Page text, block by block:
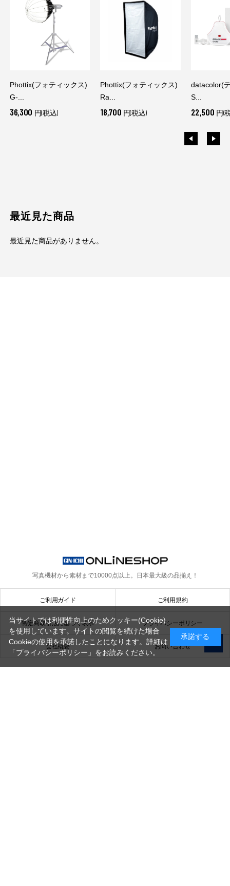
Phottix(フォティックス)
G-...
36,300 円(税込)
Phottix(フォティックス)
Ra...
18,700 円(税込)
datacolor(
S...
22,500 円(
最近見た商品
最近見た商品がありません。
写真機材から素材まで10000点以上。 日本最大級の品揃え！
ご利用ガイド ご利用規約
特定商取引法に基づく表示 プライバシーポリシー
会社概要 お問い合わせ
当サイトでは利便性向上のためクッキー(Cookie)
を使用しています。サイトの閲覧を続けた場合
Cookieの使用を承諾したことになります。詳細は
「プライバシーポリシー」 をお読みください。
承諾する